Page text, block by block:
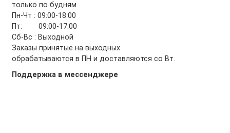
только по будням
Пн-Чт : 09:00-18:00
Пт: 09:00-17:00
Сб-Вс : Выходной
Заказы принятые на выходных
обрабатываются в ПН и доставляются со Вт.
Поддержка в мессенджере